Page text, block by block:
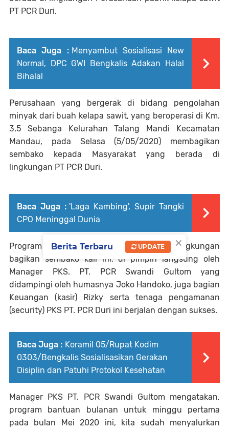
PT PCR Duri.
Baca Juga : Menyambut Sosialisasi New
Normal, DPC GWI Bengkalis Adakan Halal
Bihalal
Perusahaan yang bergerak di bidang pengolahan
minyak dari buah kelapa sawit, yang beroperasi di Km.
3,5 Sebanga Kelurahan Talang Mandi Kecamatan
Mandau, pada Selasa (5/05/2020) membagikan
sembako kepada Masyarakat yang berada di
lingkungan PT PCR Duri.
Baca Juga : 'Laga Kambing', Supir Tangki
CPO Meninggal Dunia
Program khusus rutinitas bulanan, peduli lingkungan
bagikan sembako kali ini, di pimpin langsung oleh
Manager PKS. PT. PCR Swandi Gultom yang
didampingi oleh humasnya Joko Handoko, juga bagian
Keuangan (kasir) Rizky serta tenaga pengamanan
(security) PKS PT. PCR Duri ini berjalan dengan sukses.
Baca Juga : Koramil 05/Rupat Kodim
0303/Bengkalis Sosialisasikan Gerakan
Disiplin dan Patuhi Protokol Kesehatan
Manager PKS PT. PCR Swandi Gultom mengatakan,
program bantuan bulanan untuk minggu pertama
pada bulan Mei 2020 ini, kita sudah menyalurkan
×
Berita Terbaru UPDATE